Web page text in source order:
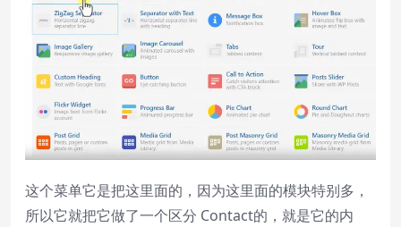
这个菜单它是把这里面的，因为这里面的模块特别多，
所以它就把它做了一个区分 Contact的，就是它的内